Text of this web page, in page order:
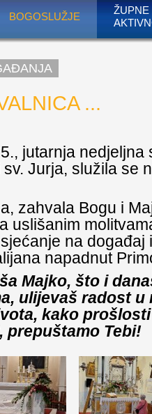
BOGOSLUŽJE
ŽUPNE
...
jutarnja nedjeljna
Jurja, služila se
zahvala Bogu i
uslišanim
na događaj
napadnut
Majko, što i
ulijevaš radost u
kako
prepuštamo Tebi!